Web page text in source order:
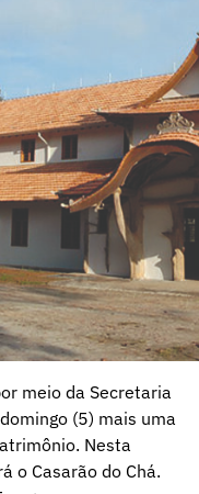
meio da Secretaria
(5) mais uma
Nesta
o Casarão do Chá.